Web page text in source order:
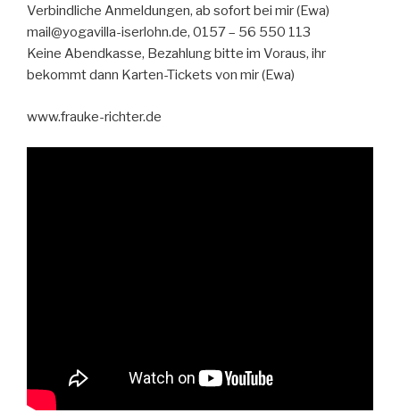
Verbindliche Anmeldungen, ab sofort bei mir (Ewa)
mail@yogavilla-iserlohn.de, 0157 – 56 550 113
Keine Abendkasse, Bezahlung bitte im Voraus, ihr
bekommt dann Karten-Tickets von mir (Ewa)
www.frauke-richter.de